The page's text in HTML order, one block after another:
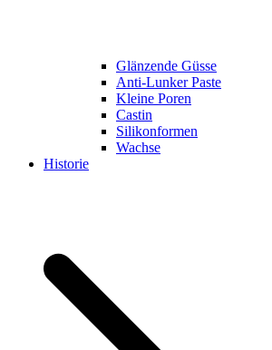
Glänzende Güsse
Anti-Lunker Paste
Kleine Poren
Castin
Silikonformen
Wachse
Historie